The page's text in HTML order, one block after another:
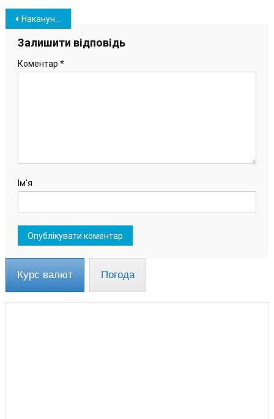
Навігація
записів
Накануне Крещения спасатели обратились к жителям Южненской ОТГ
Залишити відповідь
Коментар *
Ім'я
Курс валют Погода